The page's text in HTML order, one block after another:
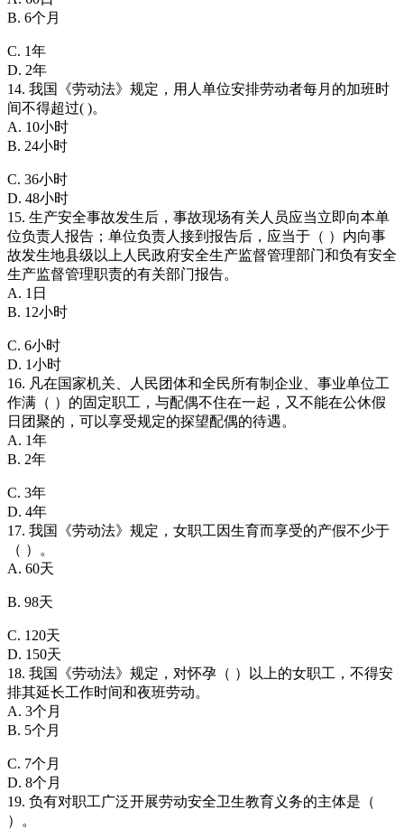
B. 6个月
C. 1年
D. 2年
14. 我国《劳动法》规定，用人单位安排劳动者每月的加班时
间不得超过( )。
A. 10小时
B. 24小时
C. 36小时
D. 48小时
15. 生产安全事故发生后，事故现场有关人员应当立即向本单
位负责人报告；单位负责人接到报告后，应当于（ ）内向事
故发生地县级以上人民政府安全生产监督管理部门和负有安全
生产监督管理职责的有关部门报告。
A. 1日
B. 12小时
C. 6小时
D. 1小时
16. 凡在国家机关、人民团体和全民所有制企业、事业单位工
作满（ ）的固定职工，与配偶不住在一起，又不能在公休假
日团聚的，可以享受规定的探望配偶的待遇。
A. 1年
B. 2年
C. 3年
D. 4年
17. 我国《劳动法》规定，女职工因生育而享受的产假不少于
（ ）。
A. 60天
B. 98天
C. 120天
D. 150天
18. 我国《劳动法》规定，对怀孕（ ）以上的女职工，不得安
排其延长工作时间和夜班劳动。
A. 3个月
B. 5个月
C. 7个月
D. 8个月
19. 负有对职工广泛开展劳动安全卫生教育义务的主体是（
）。